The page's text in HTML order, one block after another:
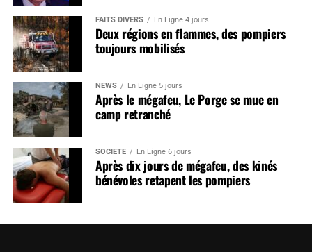
FAITS DIVERS En Ligne 4 jours
Deux régions en flammes, des pompiers
toujours mobilisés
NEWS En Ligne 5 jours
Après le mégafeu, Le Porge se mue en
camp retranché
SOCIÉTÉ En Ligne 6 jours
Après dix jours de mégafeu, des kinés
bénévoles retapent les pompiers